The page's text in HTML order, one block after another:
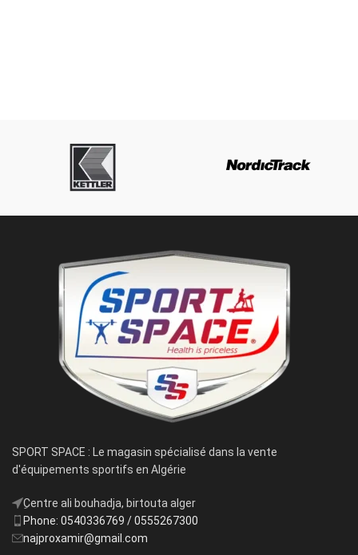
SPORT SPACE : Le magasin spécialisé dans la vente
d'équipements sportifs en Algérie
ِCentre ali bouhadja, birtouta alger
Phone: 0540336769 / 0555267300
najproxamir@gmail.com